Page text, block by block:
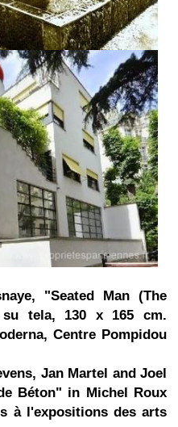
"Seated Man (The
su tela, 130 x 165 cm.
Centre Pompidou
Jan Martel and Joel
Béton" in Michel Roux
à l'expositions des arts